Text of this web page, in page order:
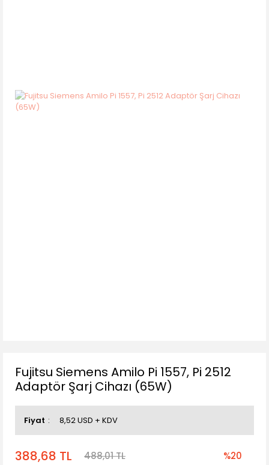
Fujitsu Siemens Amilo Pi 1557, Pi 2512
Adaptör Şarj Cihazı (65W)
Fiyat 8,52 USD + KDV
388,68 TL 488,01 TL %20